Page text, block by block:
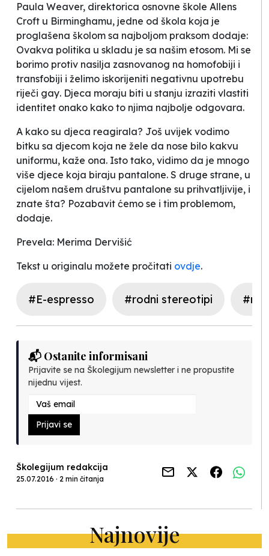
Paula Weaver, direktorica osnovne škole Allens
Croft u Birminghamu, jedne od škola koja je
proglašena školom sa najboljom praksom dodaje:
Ovakva politika u skladu je sa našim etosom. Mi se
borimo protiv nasilja zasnovanog na homofobiji i
transfobiji i želimo iskorijeniti negativnu upotrebu
riječi gay. Djeca moraju biti u stanju izraziti vlastiti
identitet onako kako to njima najbolje odgovara.
A kako su djeca reagirala? Još uvijek vodimo
bitku sa djecom koja ne žele da nose bilo kakvu
uniformu, kaže ona. Isto tako, vidimo da je mnogo
više djece koja biraju pantalone. S druge strane, u
cijelom našem društvu pantalone su prihvatljivije, i
znate šta? Pozabavit ćemo se i tim problemom,
dodaje.
Prevela: Merima Dervišić
Tekst u originalu možete pročitati ovdje.
#E-espresso #rodni stereotipi
📬 Ostanite informisani
Prijavite se na Školegijum newsletter i ne propustite
nijednu vijest.
Prijavi se
Školegijum redakcija
25.07.2016 · 2 min čitanja
Najnovije